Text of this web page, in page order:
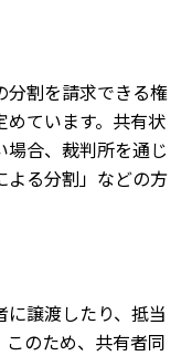
分割を請求できる権
ています。共有状
合、裁判所を通じ
よる分割」などの方
譲渡したり、抵当
のため、共有者同